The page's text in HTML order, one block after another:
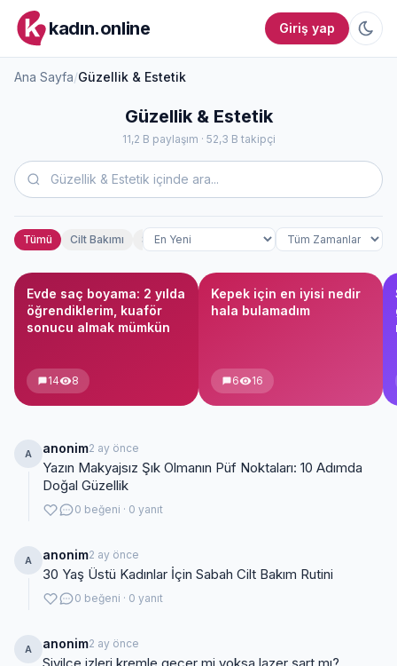
kadın.online Giriş yap
Ana Sayfa/Güzellik & Estetik
Güzellik & Estetik
11,2 B paylaşım · 52,3 B takipçi
Tümü Cilt Bakımı Saç Bakımı Estetik Deneyimleri
Evde saç boyama: 2 yılda
öğrendiklerim, kuaför
sonucu almak mümkün
14 8
Kepek için en iyisi nedir
hala bulamadım
6 16
A anonim2 ay önce
Yazın Makyajsız Şık Olmanın Püf Noktaları: 10 Adımda
Doğal Güzellik
0 beğeni · 0 yanıt
A anonim2 ay önce
30 Yaş Üstü Kadınlar İçin Sabah Cilt Bakım Rutini
0 beğeni · 0 yanıt
A anonim2 ay önce